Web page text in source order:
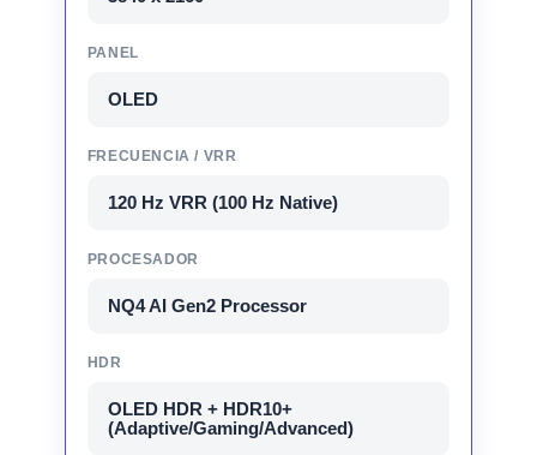
PANEL
OLED
FRECUENCIA / VRR
120 Hz VRR (100 Hz Native)
PROCESADOR
NQ4 AI Gen2 Processor
HDR
OLED HDR + HDR10+
(Adaptive/Gaming/Advanced)